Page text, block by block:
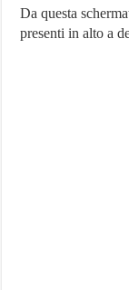
Da questa
presenti in alto a